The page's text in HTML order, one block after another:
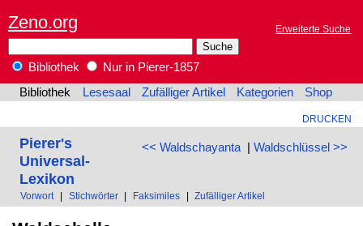
Zeno.org Erweiterte Suche
Bibliothek
Nur in Pierer-1857
Bibliothek
Lesesaal Zufälliger Artikel Kategorien Shop
DRUCKEN
<< Waldschayanta| Waldschlüssel >>
Pierer's
Universal-
Lexikon
Vorwort Stichwörter Faksimiles Zufälliger Artikel